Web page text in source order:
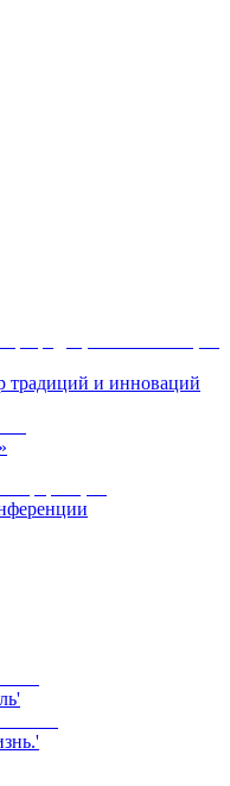
традиций и инноваций